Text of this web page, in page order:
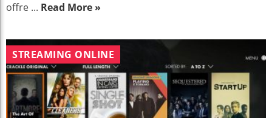
offre ... Read More »
STREAMING ONLINE